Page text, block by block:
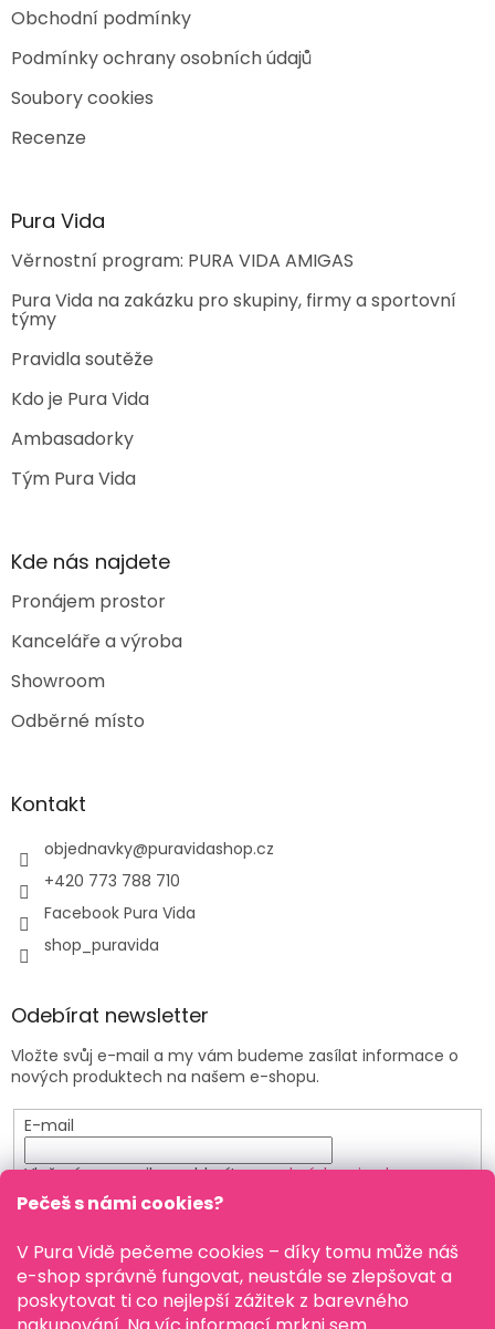
Pečeš s námi cookies?
V Pura Vidě pečeme cookies – díky tomu může náš
e-shop správně fungovat, neustále se zlepšovat a
poskytovat ti co nejlepší zážitek z barevného
Obchodní podmínky
Podmínky ochrany osobních údajů
Soubory cookies
Recenze
Pura Vida
Věrnostní program: PURA VIDA AMIGAS
Pura Vida na zakázku pro skupiny, firmy a sportovní
týmy
Pravidla soutěže
Kdo je Pura Vida
Ambasadorky
Tým Pura Vida
Kde nás najdete
Pronájem prostor
Kanceláře a výroba
Showroom
Odběrné místo
Kontakt
objednavky@puravidashop.cz
+420 773 788 710
Facebook Pura Vida
shop_puravida
Odebírat newsletter
Vložte svůj e-mail a my vám budeme zasílat informace o
nových produktech na našem e-shopu.
E-mail
Vložením e-mailu souhlasíte spodmínkami ochrany
osobních údajů
PŘIHLÁSIT SE